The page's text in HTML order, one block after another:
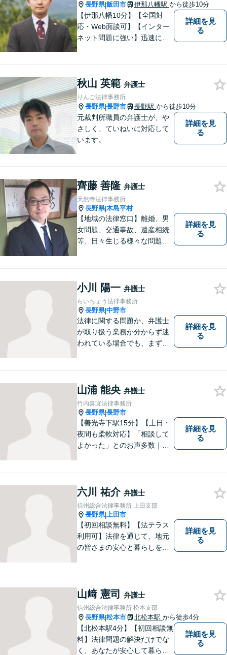
長野県|飯田市 伊那八幡駅 から徒歩10分
【伊那八幡10分】【全国対
応・Web面談可】【インター
ネット問題に強い】迅速に対
のようなことでも、お気軽に
ご相談ください。
詳細を見
る
秋山 英範 弁護士
りんご法律事務所
長野県|長野市 長野駅 から徒歩10分
元裁判所職員の弁護士が、や
さしく、ていねいに対応して
います。
詳細を見
る
齊藤 善隆 弁護士
天然寺法律事務所
長野県|木島平村
【地域の法律窓口】離婚、男
女問題、交通事故、遺産相続
等、日々生じる様々な問題に
詳細を見
る
小川 陽一 弁護士
らいちょう法律事務所
長野県|中野市
法律に関する問題か、弁護士
が取り扱う業務か分からず迷
われている場合でも、まずは
詳細を見
る
山浦 能央 弁護士
竹内喜宜法律事務所
長野県|長野市
【善光寺下駅15分】【土日・
夜間も柔軟対応】「相談して
よかった」とのお声多数｜交
どんな小さなお悩みでも、ま
ずはお気軽にご相談くださ
い。【完全個室で相談】
詳細を見
る
六川 祐介 弁護士
信州総合法律事務所 上田支部
長野県|上田市
【初回相談無料】【法テラス
利用可】法律を通じて、地元
の皆さまの安心と暮らしを全
さい。どのようなご相談でも
真摯に向き合い、解決まで全
力で伴走します。【地域密着
型の法律事務所】
詳細を見
る
山﨑 憲司 弁護士
信州総合法律事務所 松本支部
長野県|松本市 北松本駅 から徒歩4分
【北松本駅4分】【初回相談無
料】法律問題の解決だけでな
く、あなたが安心して暮らせ
詳細を見
る